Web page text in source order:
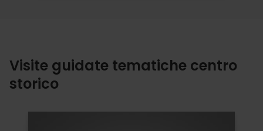
Visite guidate tematiche centro
storico